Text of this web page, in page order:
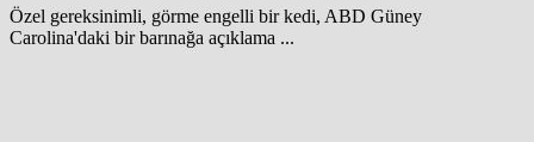
Özel gereksinimli, görme engelli bir kedi, ABD Güney
Carolina'daki bir barınağa açıklama ...